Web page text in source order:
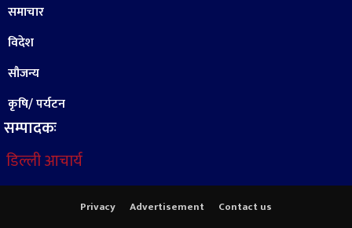
समाचार
विदेश
सौजन्य
कृषि/ पर्यटन
सम्पादकः
डिल्ली आचार्य
Privacy Advertisement Contact us